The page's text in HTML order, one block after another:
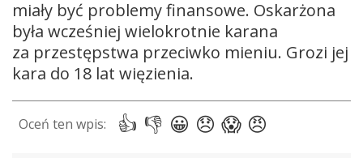
miały być problemy finansowe. Oskarżona
była wcześniej wielokrotnie karana
za przestępstwa przeciwko mieniu. Grozi jej
kara do 18 lat więzienia.